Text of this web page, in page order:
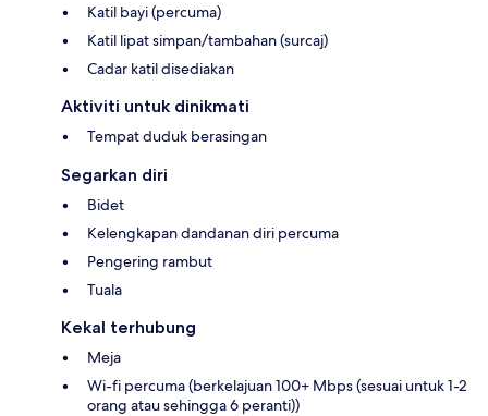
Katil bayi (percuma)
Katil lipat simpan/tambahan (surcaj)
Cadar katil disediakan
Aktiviti untuk dinikmati
Tempat duduk berasingan
Segarkan diri
Bidet
Kelengkapan dandanan diri percuma
Pengering rambut
Tuala
Kekal terhubung
Meja
Wi-fi percuma (berkelajuan 100+ Mbps (sesuai untuk 1-2
orang atau sehingga 6 peranti))